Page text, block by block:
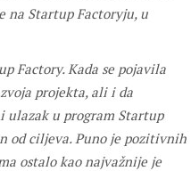
na Startup Factoryju, u
Factory. Kada se pojavila
projekta, ali i da
ulazak u program Startup
od ciljeva. Puno je pozitivnih
ostalo kao najvažnije je